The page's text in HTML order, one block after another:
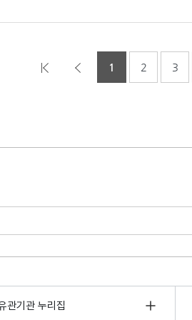
1 2 3
관기관 누리집